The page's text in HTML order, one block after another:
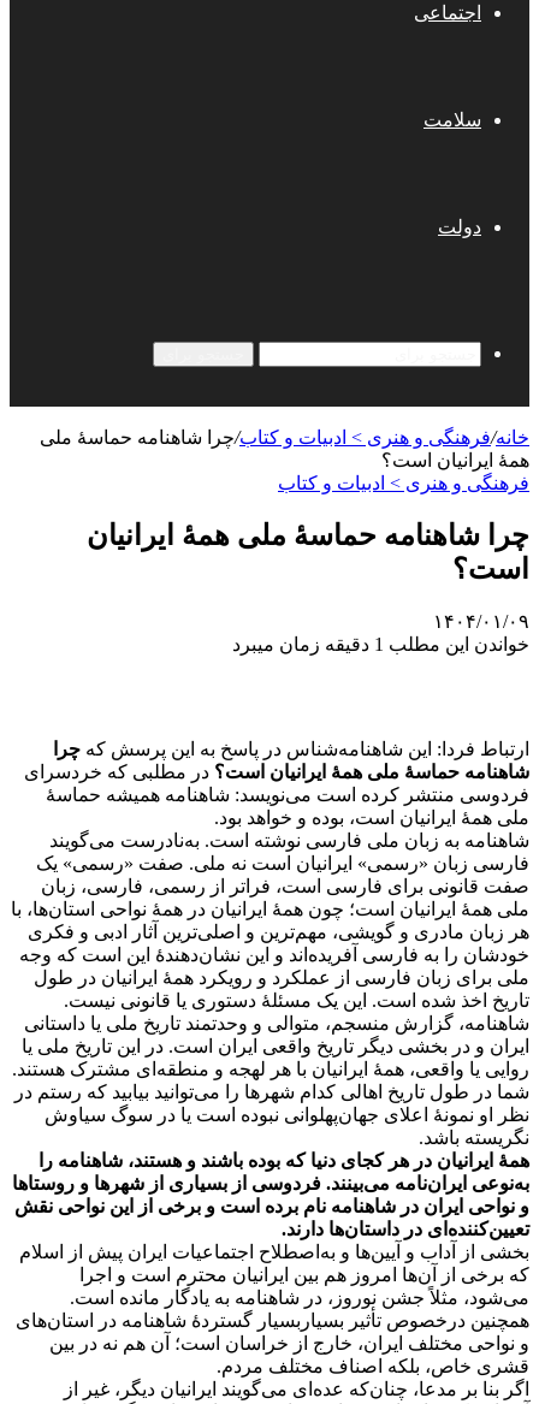
اجتماعی
سلامت
دولت
خانه/فرهنگی و هنری > ادبیات و کتاب/چرا شاهنامه حماسۀ ملی
همۀ ایرانیان است؟
فرهنگی و هنری > ادبیات و کتاب
چرا شاهنامه حماسۀ ملی همۀ ایرانیان
است؟
۱۴۰۴/۰۱/۰۹
خواندن این مطلب 1 دقیقه زمان میبرد
ارتباط فردا: این شاهنامه‌شناس در پاسخ به این پرسش که چرا
شاهنامه حماسۀ ملی همۀ ایرانیان است؟ در مطلبی که خردسرای
فردوسی منتشر کرده است می‌نویسد: شاهنامه همیشه حماسۀ
ملی همۀ ایرانیان است، بوده و خواهد بود.
شاهنامه به زبان ملی فارسی نوشته است. به‌نادرست می‌گویند
فارسی زبان «رسمی» ایرانیان است نه ملی. صفت «رسمی» یک
صفت قانونی برای فارسی است، فراتر از رسمی، فارسی، زبان
ملی همۀ ایرانیان است؛ چون همۀ ایرانیان در همۀ نواحی استان‌ها، با
هر زبان مادری و گویشی، مهم‌ترین و اصلی‌ترین آثار ادبی و فکری
خودشان را به فارسی آفریده‌اند و این نشان‌دهندۀ این است که وجه
ملی برای زبان فارسی از عملکرد و رویکرد همۀ ایرانیان در طول
تاریخ اخذ شده است. این یک مسئلۀ دستوری یا قانونی نیست.
شاهنامه، گزارش منسجم، متوالی و وحدتمند تاریخ ملی یا داستانی
ایران و در بخشی دیگر تاریخ واقعی ایران است. در این تاریخ ملی یا
روایی یا واقعی، همۀ ایرانیان با هر لهجه و منطقه‌ای مشترک هستند.
شما در طول تاریخ اهالی کدام شهرها را می‌توانید بیابید که رستم در
نظر او نمونۀ اعلای جهان‌پهلوانی نبوده است یا در سوگ سیاوش
نگریسته باشد.
همۀ ایرانیان در هر کجای دنیا که بوده باشند و هستند، شاهنامه را
به‌نوعی ایران‌نامه می‌بینند. فردوسی از بسیاری از شهرها و روستاها
و نواحی ایران در شاهنامه نام برده است و برخی از این نواحی نقش
تعیین‌کننده‌ای در داستان‌ها دارند.
بخشی از آداب و آیین‌ها و به‌اصطلاح اجتماعیات ایران پیش از اسلام
که برخی از آن‌ها امروز هم بین ایرانیان محترم است و اجرا
می‌شود، مثلاً جشن نوروز، در شاهنامه به یادگار مانده است.
همچنین درخصوص تأثیر بسیاربسیار گستردۀ شاهنامه در استان‌های
و نواحی مختلف ایران، خارج از خراسان است؛ آن هم نه در بین
قشری خاص، بلکه اصناف مختلف مردم.
اگر بنا بر مدعا، چنان‌که عده‌ای می‌گویند ایرانیان دیگر، غیر از